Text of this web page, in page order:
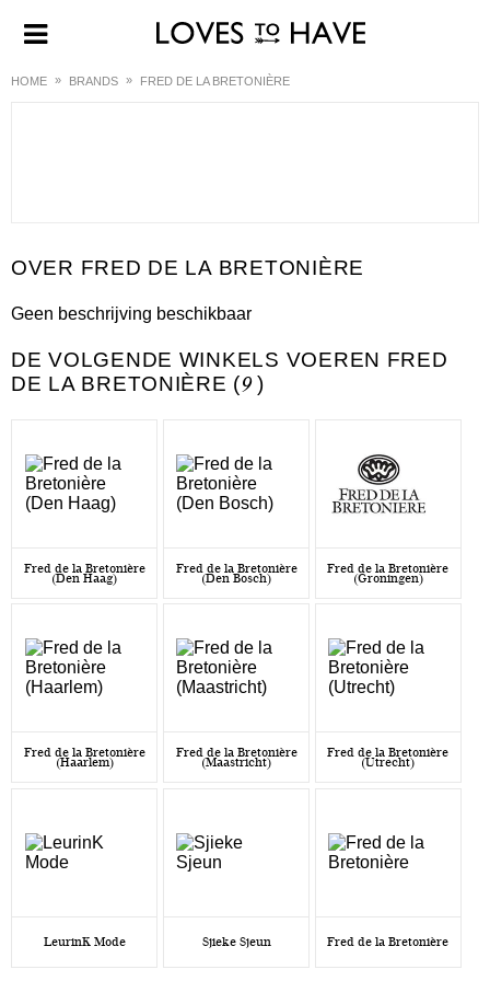
HOME BRANDS FRED DE LA BRETONIÈRE
FRED DE LA BRETONIÈRE
Geen beschrijving beschikbaar
DE VOLGENDE WINKELS VOEREN FRED
DE LA BRETONIÈRE (9)
Fred de la Bretonière
(Den Haag)
Fred de la Bretonière
(Den Bosch)
Fred de la Bretonière
(Groningen)
Fred de la Bretonière
(Haarlem)
Fred de la Bretonière
(Maastricht)
Fred de la Bretonière
(Utrecht)
LeurinK Mode Sjieke Sjeun Fred de la Bretonière